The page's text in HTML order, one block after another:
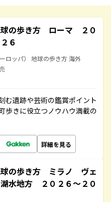
の歩き方 ローマ ２０
６
ロッパ） 地球の歩き方 海外
む遺跡や芸術の鑑賞ポイント
歩きに役立つノウハウ満載の
詳細を見る
の歩き方 ミラノ ヴェ
水地方 ２０２６～２０